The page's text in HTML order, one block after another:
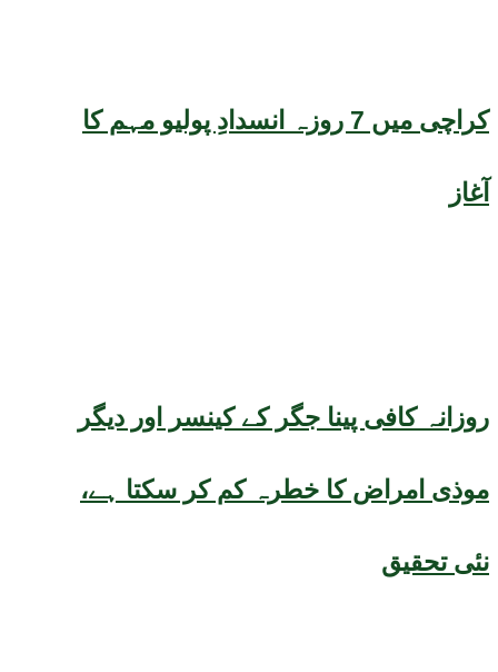
کراچی میں 7 روزہ انسدادِ پولیو مہم کا
آغاز
روزانہ کافی پینا جگر کے کینسر اور دیگر
موذی امراض کا خطرہ کم کر سکتا ہے،
نئی تحقیق